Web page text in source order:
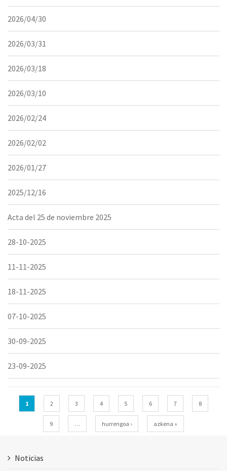
2026/04/30
2026/03/31
2026/03/18
2026/03/10
2026/02/24
2026/02/02
2026/01/27
2025/12/16
Acta del 25 de noviembre 2025
28-10-2025
11-11-2025
18-11-2025
07-10-2025
30-09-2025
23-09-2025
Páginas
1 2 3 4 5 6 7 8
9 … hurrengoa › azkena »
Noticias